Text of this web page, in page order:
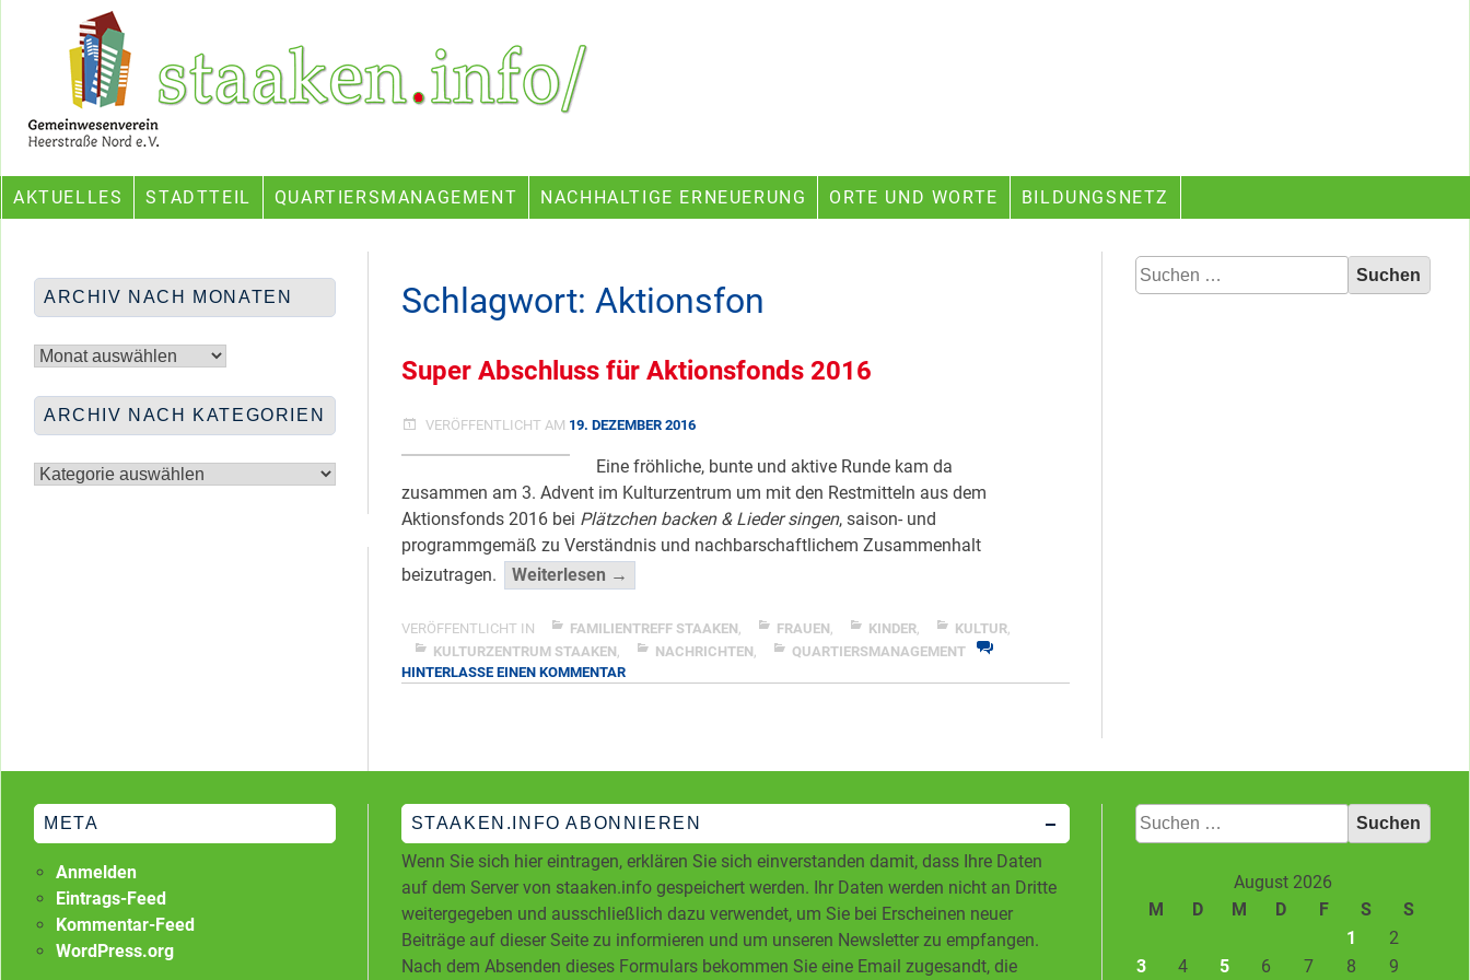
Ein Projekt des Gemeinwesenvereins Heerstraße Nord
AKTUELLES STADTTEIL QUARTIERSMANAGEMENT NACHHALTIGE ERNEUERUNG ORTE UND WORTE BILDUNGSNETZ
Schlagwort: Aktionsfon
Super Abschluss für Aktionsfonds 2016
VERÖFFENTLICHT AM 19. DEZEMBER 2016
Eine fröhliche, bunte und aktive Runde kam da
zusammen am 3. Advent im Kulturzentrum um mit den Restmitteln aus dem
Aktionsfonds 2016 bei Plätzchen backen & Lieder singen, saison- und
programmgemäß zu Verständnis und nachbarschaftlichem Zusammenhalt
beizutragen.
Weiterlesen →
für
Aktionsfonds
2016”
VERÖFFENTLICHT IN FAMILIENTREFF STAAKEN, FRAUEN, KINDER, KULTUR,
KULTURZENTRUM STAAKEN, NACHRICHTEN,
QUARTIERSMANAGEMENT
HINTERLASSE EINEN KOMMENTARZU
2016
ARCHIV NACH MONATEN
nach
ARCHIV NACH KATEGORIEN
nach
Suchen
nach:
STAAKEN.INFO ABONNIEREN
Wenn Sie sich hier eintragen, erklären Sie sich einverstanden damit, dass Ihre Daten
auf dem Server von staaken.info gespeichert werden. Ihr Daten werden nicht an Dritte
weitergegeben und ausschließlich dazu verwendet, um Sie bei Erscheinen neuer
Beiträge auf dieser Seite zu informieren und um unseren Newsletter zu empfangen.
Nach dem Absenden dieses Formulars bekommen Sie eine Email zugesandt, die
META
Anmelden
Eintrags-Feed
Kommentar-Feed
WordPress.org
Suchen
nach:
August 2026
M
D M D F S
S
1
2
3
4 5 6 7 8 9